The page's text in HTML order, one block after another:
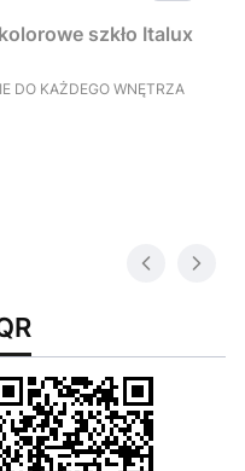
szkło Italux
DO KAŻDEGO WNĘTRZA